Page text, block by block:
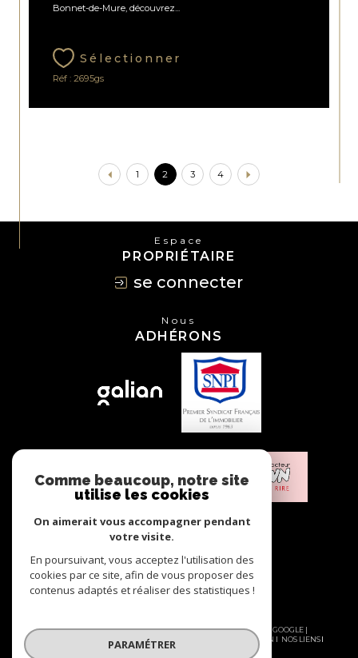
Bonnet-de-Mure, découvrez...
Sélectionner
Réf : 2695gs
1 2 3 4
Espace
PROPRIÉTAIRE
se connecter
Nous
ADHÉRONS
© 2026 | TOUS DROITS RÉSERVÉS | TRADUCTION POWERED BY GOOGLE |
PLAN DU SITE MENTIONS LÉGALES ADMIN
NOS LIENS
POLITIQUE RGPD
Comme beaucoup, notre site
utilise les cookies
On aimerait vous accompagner pendant
votre visite.
En poursuivant, vous acceptez l'utilisation des
cookies par ce site, afin de vous proposer des
contenus adaptés et réaliser des statistiques !
PARAMÉTRER